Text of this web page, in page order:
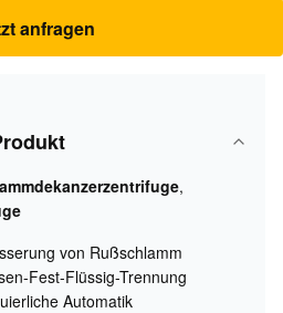
anfragen
,
von Rußschlamm
Fest-Flüssig-Trennung
Automatik